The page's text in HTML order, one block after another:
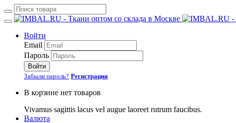
Войти
Email
Пароль
Войти
Забыли пароль? Регистрация
В корзине нет товаров
Vivamus sagittis lacus vel augue laoreet rutrum faucibus.
Валюта